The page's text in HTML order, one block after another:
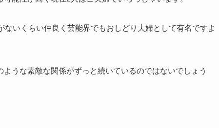
いくらい仲良く芸能界でもおしどり夫婦として有名ですよ
うな素敵な関係がずっと続いているのではないでしょう